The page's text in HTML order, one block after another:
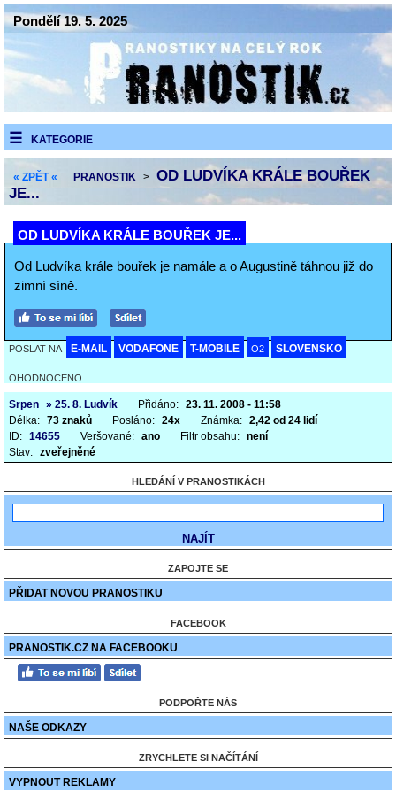
Pondělí 19. 5. 2025
KATEGORIE
« ZPĚT « PRANOSTIK > OD LUDVÍKA KRÁLE BOUŘEK
JE...
OD LUDVÍKA KRÁLE BOUŘEK JE...
Od Ludvíka krále bouřek je namále a o Augustině táhnou již do
zimní síně.
POSLAT NA E-MAIL VODAFONE T-MOBILE O2 SLOVENSKO
OHODNOCENO
Srpen » 25. 8. Ludvík Přidáno: 23. 11. 2008 - 11:58
Délka: 73 znaků Posláno: 24x Známka: 2,42 od 24 lidí
ID: 14655 Veršované: ano Filtr obsahu: není
Stav: zveřejněné
HLEDÁNÍ V PRANOSTIKÁCH
ZAPOJTE SE
PŘIDAT NOVOU PRANOSTIKU
FACEBOOK
PRANOSTIK.CZ NA FACEBOOKU
PODPOŘTE NÁS
NAŠE ODKAZY
ZRYCHLETE SI NAČÍTÁNÍ
VYPNOUT REKLAMY